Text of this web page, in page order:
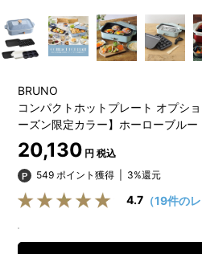
BRUNO
コンパクトホットプレート オプシ
ーズン限定カラー】ホーローブルー
20,130 円 税込
549 ポイント獲得
3%還元
4.7 （19件の